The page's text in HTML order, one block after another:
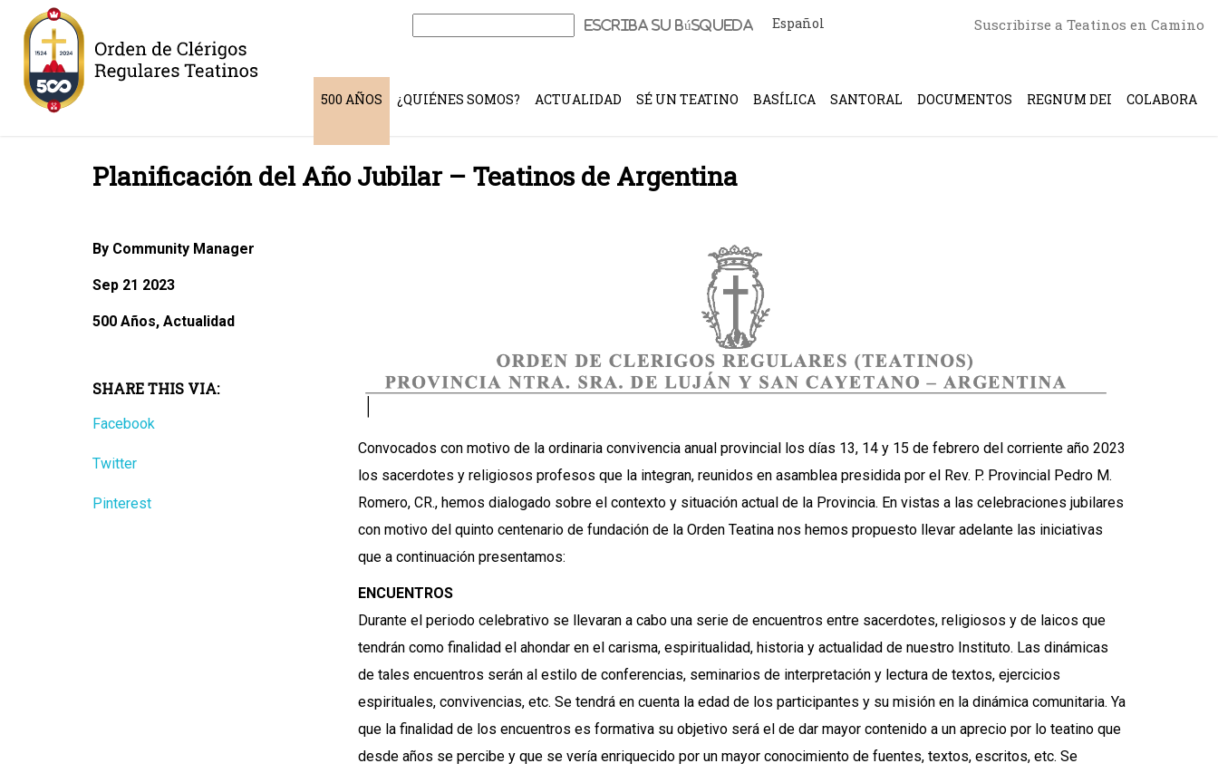
Buscar:
Español Suscribirse a Teatinos en Camino
500 AÑOS ¿QUIÉNES SOMOS? ACTUALIDAD SÉ UN TEATINO BASÍLICA SANTORAL DOCUMENTOS REGNUM DEI COLABORA
Planificación del Año Jubilar – Teatinos de Argentina
By Community Manager
Sep 21 2023
500 Años, Actualidad
SHARE THIS VIA:
Facebook
Twitter
Pinterest
Convocados con motivo de la ordinaria convivencia anual provincial los días 13, 14 y 15 de febrero del corriente año 2023
los sacerdotes y religiosos profesos que la integran, reunidos en asamblea presidida por el Rev. P. Provincial Pedro M.
Romero, CR., hemos dialogado sobre el contexto y situación actual de la Provincia. En vistas a las celebraciones jubilares
con motivo del quinto centenario de fundación de la Orden Teatina nos hemos propuesto llevar adelante las iniciativas
que a continuación presentamos:
ENCUENTROS
Durante el periodo celebrativo se llevaran a cabo una serie de encuentros entre sacerdotes, religiosos y de laicos que
tendrán como finalidad el ahondar en el carisma, espiritualidad, historia y actualidad de nuestro Instituto. Las dinámicas
de tales encuentros serán al estilo de conferencias, seminarios de interpretación y lectura de textos, ejercicios
espirituales, convivencias, etc. Se tendrá en cuenta la edad de los participantes y su misión en la dinámica comunitaria. Ya
que la finalidad de los encuentros es formativa su objetivo será el de dar mayor contenido a un aprecio por lo teatino que
desde años se percibe y que se vería enriquecido por un mayor conocimiento de fuentes, textos, escritos, etc. Se